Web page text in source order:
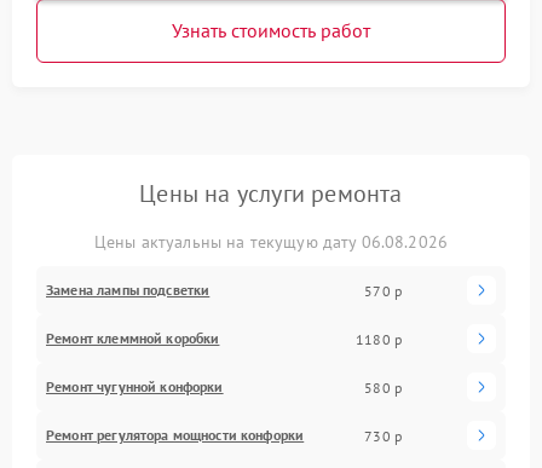
Узнать стоимость работ
Цены на услуги ремонта
Цены актуальны на текущую дату 06.08.2026
Замена лампы подсветки 570 р
Ремонт клеммной коробки 1180 р
Ремонт чугунной конфорки 580 р
Ремонт регулятора мощности конфорки 730 р